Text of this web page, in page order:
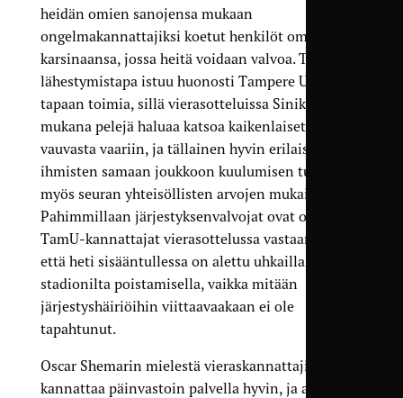
heidän omien sanojensa mukaan
ongelmakannattajiksi koetut henkilöt omaan
karsinaansa, jossa heitä voidaan valvoa. Tämä
lähestymistapa istuu huonosti Tampere Unitedin
tapaan toimia, sillä vierasotteluissa Sinikaartin
mukana pelejä haluaa katsoa kaikenlaiset ihmiset
vauvasta vaariin, ja tällainen hyvin erilaistenkin
ihmisten samaan joukkoon kuulumisen tunne on
myös seuran yhteisöllisten arvojen mukaista.
Pahimmillaan järjestyksenvalvojat ovat ottaneet
TamU-kannattajat vierasottelussa vastaan niin,
että heti sisääntullessa on alettu uhkailla
stadionilta poistamisella, vaikka mitään
järjestyshäiriöihin viittaavaakaan ei ole
tapahtunut.
Oscar Shemarin mielestä vieraskannattajille
kannattaa päinvastoin palvella hyvin, ja antaa